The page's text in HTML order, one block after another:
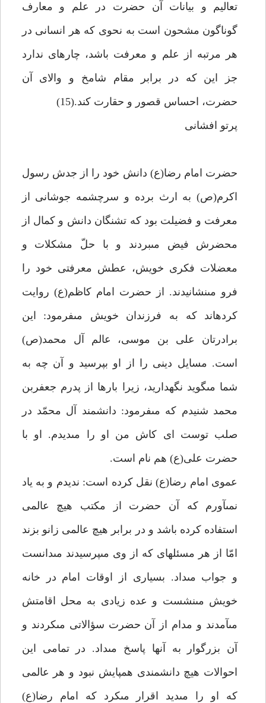
تعاليم و بيانات آن حضرت در علم و معارف
گوناگون مشحون است به نحوى كه هر انسانى در
هر مرتبه از علم و معرفت باشد، چاره‏اى ندارد
جز اين كه در برابر مقام شامخ و والاى آن
حضرت، احساس قصور و حقارت كند.(15)
پرتو افشانى
حضرت امام رضا(ع) دانش خود را از جدش رسول
اكرم(ص) به ارث برده و سرچشمه جوشانى از
معرفت و فضيلت بود كه تشنگان دانش و كمال از
محضرش فيض مى‏بردند و با حلّ مشكلات و
معضلات فكرى خويش، عطش معرفتى خود را
فرو مى‏نشانيدند. از حضرت امام كاظم(ع) روايت
كرده‏اند كه به فرزندان خويش مى‏فرمود: اين
برادرتان على بن موسى، عالم آل محمد(ص)
است. مسايل دينى را از او بپرسيد و آن چه به
شما مى‏گويد نگهداريد، زيرا بارها از پدرم جعفربن
محمد شنيدم كه مى‏فرمود: دانشمند آل محمّد در
صلب توست اى كاش من او را مى‏ديدم. او با
حضرت على(ع) هم نام است.
عموى امام رضا(ع) نقل كرده است: نديدم و به ياد
نمى‏آورم كه آن حضرت از مكتب هيچ عالمى
استفاده كرده باشد و در برابر هيچ عالمى زانو بزند
امّا از هر مسئله‏اى كه از وى مى‏پرسيدند مى‏دانست
و جواب مى‏داد. بسيارى از اوقات امام در خانه
خويش مى‏نشست و عده زيادى به محل اقامتش
مى‏آمدند و مدام از آن حضرت سؤالاتى مى‏كردند و
آن بزرگوار به آنها پاسخ مى‏داد. در تمامى اين
احوالات هيچ دانشمندى همپايش نبود و هر عالمى
كه او را مى‏ديد اقرار مى‏كرد كه امام رضا(ع)